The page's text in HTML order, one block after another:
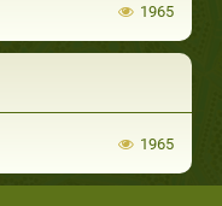
1965
1965